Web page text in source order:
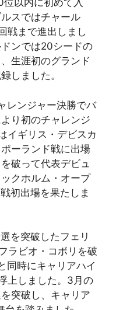
以内に初めて入
スではチャール
戦まで進出しまし
ンでは20シードの
生涯初のグランド
しました。
レンジャー決勝でバ
り初のチャレンジ
イギリス・デビスカ
ーランド戦に出場
破って代表デビュ
クホルム・オープ
初出場を果たしま
を突破したフェリ
ラビオ・コボリを破
同時にキャリアハイ
上しました。3月の
突破し、キャリア